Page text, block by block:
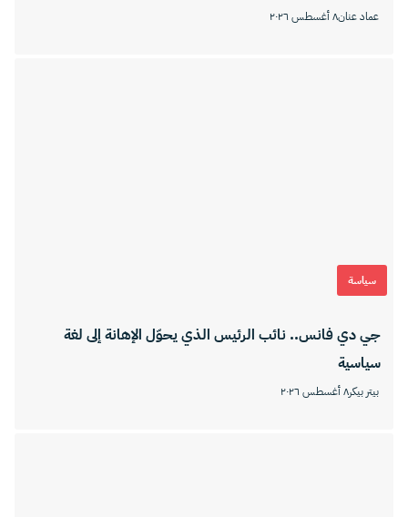
عماد عنان٨ أغسطس ٢٠٢٦
سياسة
جي دي فانس.. نائب الرئيس الذي يحوّل الإهانة إلى لغة
سياسية
بيتر بيكر٨ أغسطس ٢٠٢٦